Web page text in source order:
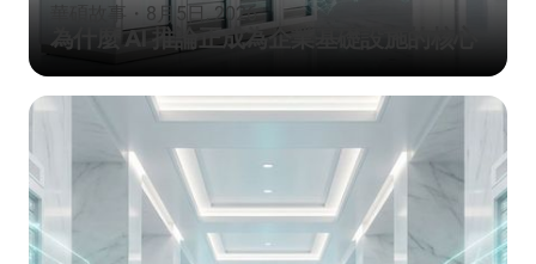
華碩故事 ・ 8月5日, 2026
為什麼 AI 推論正成為企業基礎設施的核心